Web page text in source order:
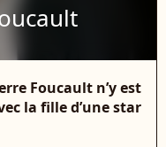
Foucault n’y est
la fille d’une star